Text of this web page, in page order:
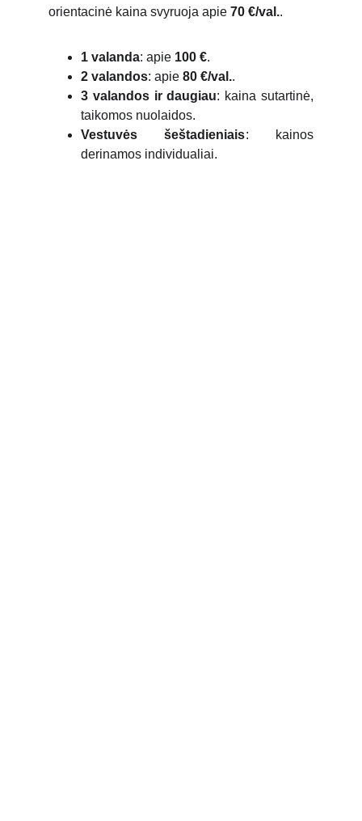
orientacinė kaina svyruoja apie 70 €/val..
1 valanda: apie 100 €.
2 valandos: apie 80 €/val..
3 valandos ir daugiau: kaina sutartinė,
taikomos nuolaidos.
Vestuvės šeštadieniais: kainos
derinamos individualiai.